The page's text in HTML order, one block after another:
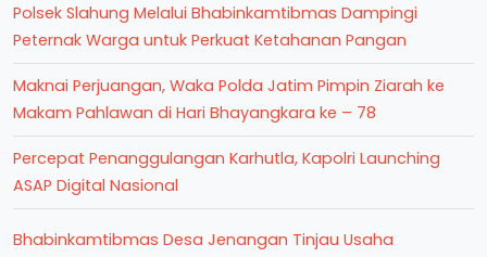
Polsek Slahung Melalui Bhabinkamtibmas Dampingi
Peternak Warga untuk Perkuat Ketahanan Pangan
Maknai Perjuangan, Waka Polda Jatim Pimpin Ziarah ke
Makam Pahlawan di Hari Bhayangkara ke – 78
Percepat Penanggulangan Karhutla, Kapolri Launching
ASAP Digital Nasional
Bhabinkamtibmas Desa Jenangan Tinjau Usaha